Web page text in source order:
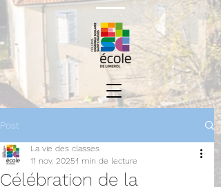
Post
Célébration de la
La vie des classes
11 nov. 20251 min de lecture